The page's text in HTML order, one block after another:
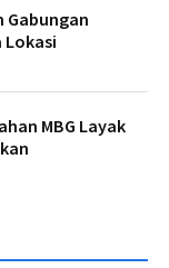
Gabungan
Lokasi
MBG Layak